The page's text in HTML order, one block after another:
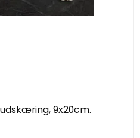
9x20cm.